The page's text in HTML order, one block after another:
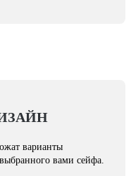
варианты
вами сейфа.